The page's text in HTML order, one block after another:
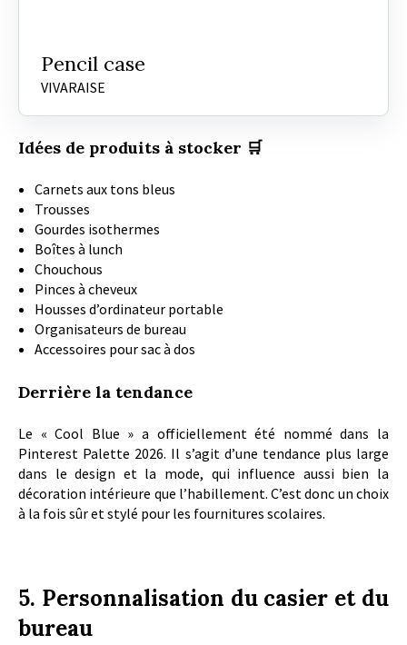
Pencil case
VIVARAISE
Idées de produits à stocker 🛒
Carnets aux tons bleus
Trousses
Gourdes isothermes
Boîtes à lunch
Chouchous
Pinces à cheveux
Housses d’ordinateur portable
Organisateurs de bureau
Accessoires pour sac à dos
Derrière la tendance
Le « Cool Blue » a officiellement été nommé dans la
Pinterest Palette 2026. Il s’agit d’une tendance plus large
dans le design et la mode, qui influence aussi bien la
décoration intérieure que l’habillement. C’est donc un choix
à la fois sûr et stylé pour les fournitures scolaires.
5. Personnalisation du casier et du
bureau